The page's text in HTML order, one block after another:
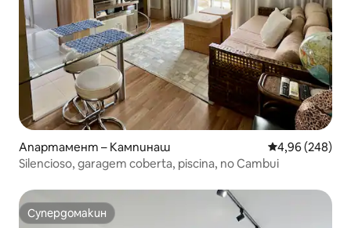
Апартамент – Кампинаш Средна
4,96 (248)
Silencioso, garagem coberta, piscina, no Cambui
Супердомакин
Супердомакин